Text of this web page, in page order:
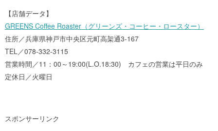
【店舗データ】
GREENS Coffee Roaster（グリーンズ・コーヒー・ロースター）
住所／兵庫県神戸市中央区元町高架通3-167
TEL／078-332-3115
営業時間／11：00～19:00(L.O.18:30) カフェの営業は平日のみ
定休日／火曜日
スポンサーリンク